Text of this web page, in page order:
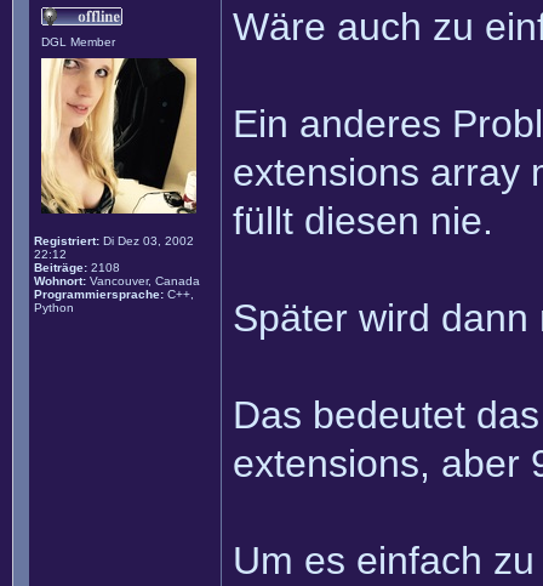
DGL Member
Registriert: Di Dez 03, 2002
22:12
Beiträge: 2108
Wohnort: Vancouver, Canada
Programmiersprache: C++,
Python
Wäre auch zu
Ein anderes
extensions array
füllt diesen nie.
Später wird
Das bedeutet
extensions, aber
Um es einfach